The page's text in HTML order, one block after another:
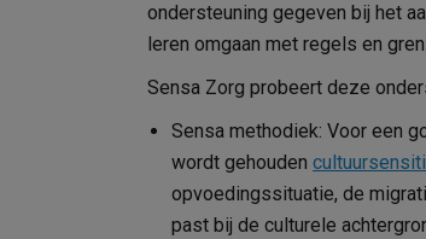
ondersteuning gegeven bij het
leren omgaan met regels en
Sensa Zorg probeert deze
Sensa methodiek: Voor een
wordt gehouden
opvoedingssituatie, de
past bij de culturele